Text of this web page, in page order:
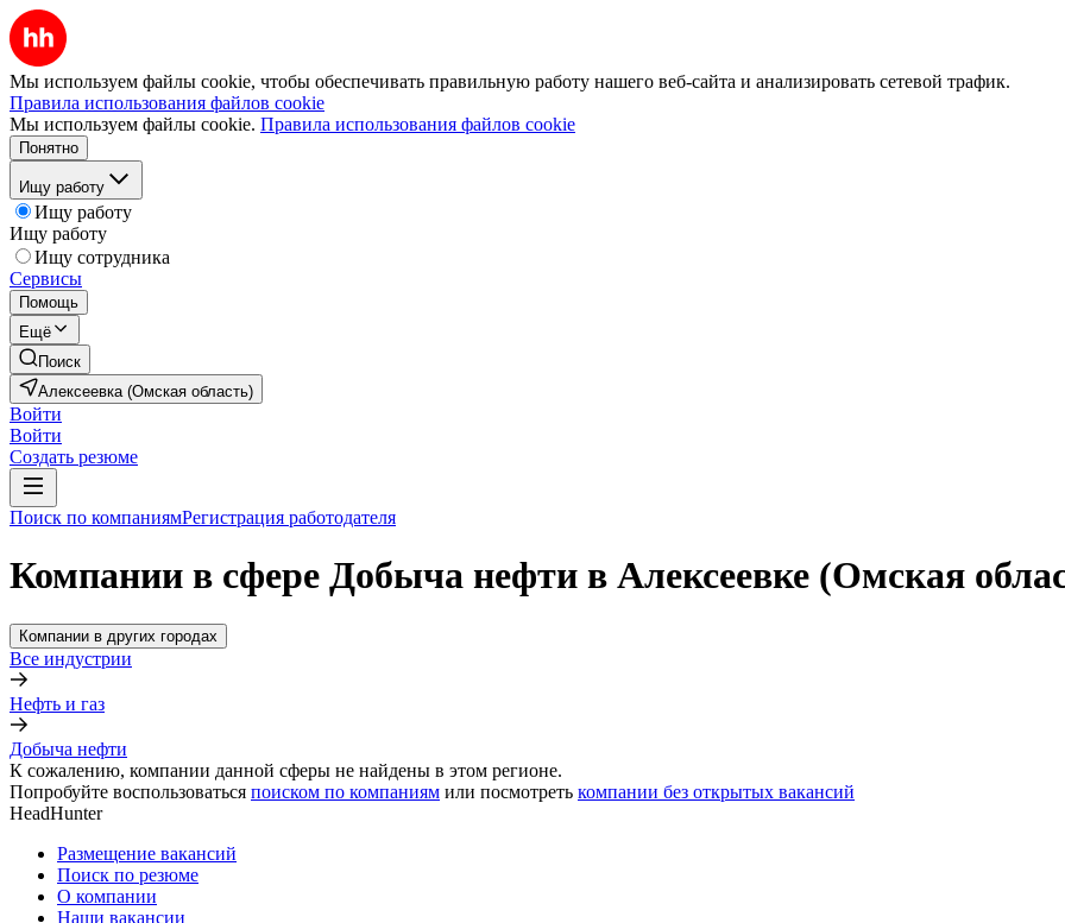
Мы используем файлы cookie, чтобы обеспечивать правильную работу нашего веб-сайта и анализировать сетевой трафик.
Правила использования файлов cookie
Мы используем файлы cookie. Правила использования файлов cookie
Понятно
Ищу работу
Ищу работу
Ищу работу
Ищу сотрудника
Сервисы
Помощь
Ещё
Поиск
Алексеевка (Омская область)
Войти
Войти
Создать резюме
Поиск по компаниямРегистрация работодателя
Компании в сфере Добыча нефти в Алексеевке (Омская
Компании в других городах
Все индустрии
Нефть и газ
Добыча нефти
К сожалению, компании данной сферы не найдены в этом регионе.
Попробуйте воспользоваться поиском по компаниям или посмотреть компании без открытых вакансий
HeadHunter
Размещение вакансий
Поиск по резюме
О компании
Наши вакансии